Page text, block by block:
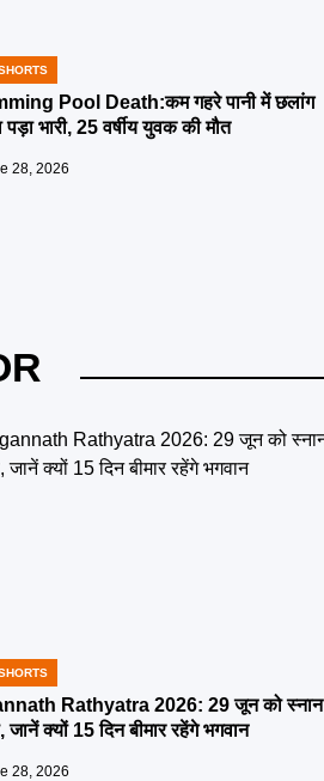
Pool Death:कम गहरे पानी में छलांग
पड़ा भारी, 25 वर्षीय युवक की मौत
28, 2026
Rathyatra 2026: 29 जून को स्नान
जानें क्यों 15 दिन बीमार रहेंगे भगवान
28, 2026